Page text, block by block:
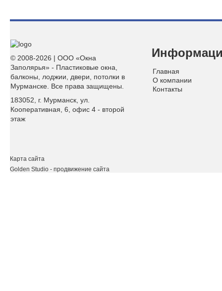
© 2008-2026 | ООО «Окна
Заполярья» - Пластиковые окна,
балконы, лоджии, двери, потолки в
Мурманске. Все права защищены.
183052, г. Мурманск, ул.
Кооперативная, 6, офис 4 - второй
этаж
Главная
О компании
Контакты
Карта сайта
Golden Studio - продвижение сайта